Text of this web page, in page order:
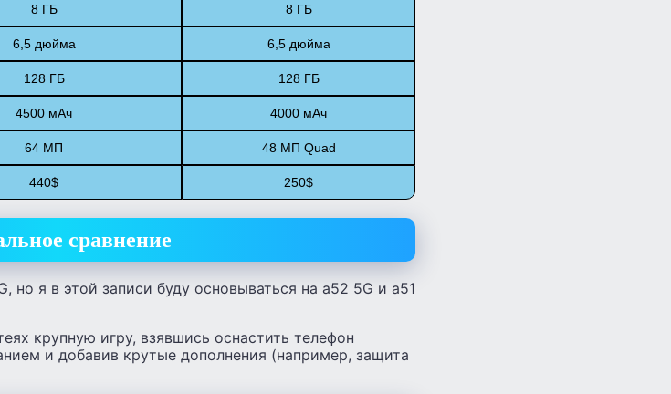
8 ГБ 8 ГБ
6,5 дюйма 6,5 дюйма
128 ГБ 128 ГБ
4500 мАч 4000 мАч
64 МП 48 МП Quad
440$ 250$
сравнение
но я в этой записи буду основываться на а52 5G и а51
крупную игру, взявшись оснастить телефон
и добавив крутые дополнения (например, защита